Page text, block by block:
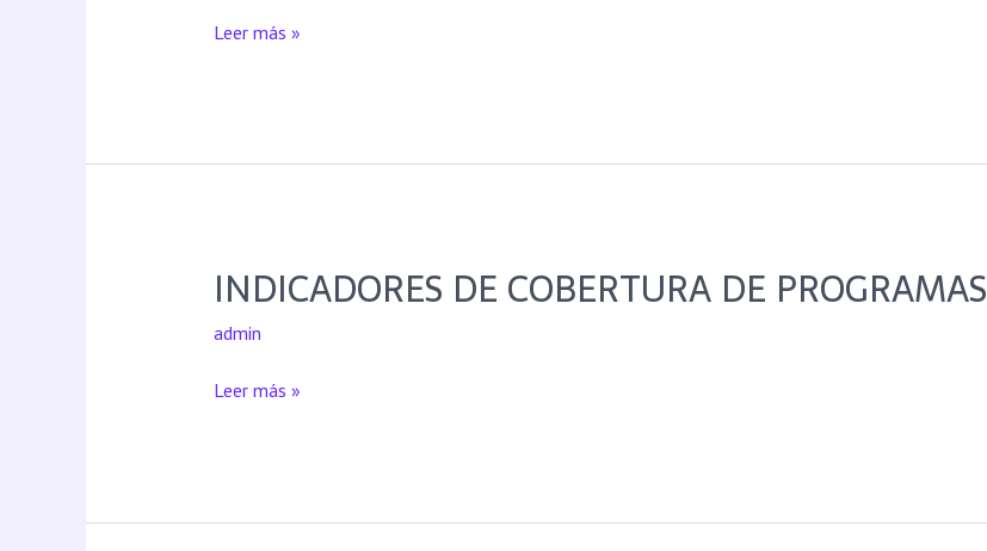
Leer más »
INDICADORES DE COBERTURA DE PROGRAMAS
admin
Leer más »